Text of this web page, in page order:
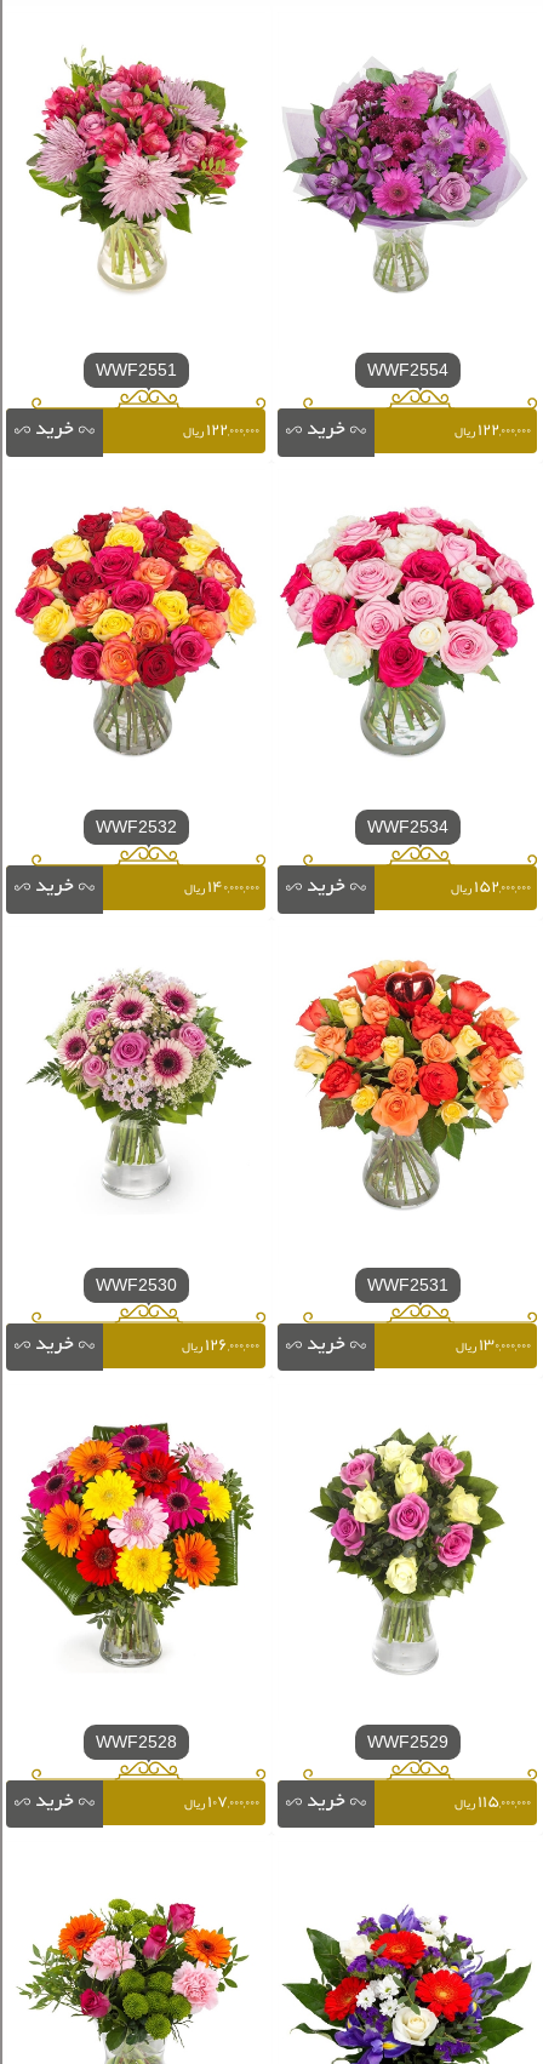
WWF2554
۱۲۲,۰۰۰,۰۰۰ریال
WWF2551
۱۲۲,۰۰۰,۰۰۰ریال
WWF2534
۱۵۲,۰۰۰,۰۰۰ریال
WWF2532
۱۴۰,۰۰۰,۰۰۰ریال
WWF2531
۱۳۰,۰۰۰,۰۰۰ریال
WWF2530
۱۲۶,۰۰۰,۰۰۰ریال
WWF2529
۱۱۵,۰۰۰,۰۰۰ریال
WWF2528
۱۰۷,۰۰۰,۰۰۰ریال